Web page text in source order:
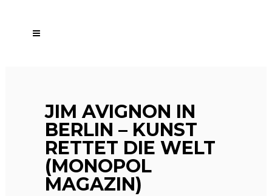
JIM AVIGNON IN
BERLIN – KUNST
RETTET DIE WELT
(MONOPOL
MAGAZIN)